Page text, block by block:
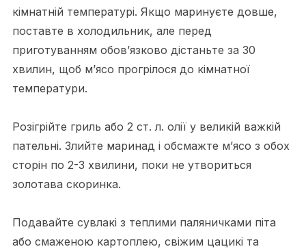
кімнатній температурі. Якщо маринуєте довше,
поставте в холодильник, але перед
приготуванням обов’язково дістаньте за 30
хвилин, щоб м’ясо прогрілося до кімнатної
температури.
Розігрійте гриль або 2 ст. л. олії у великій важкій
пательні. Злийте маринад і обсмажте м’ясо з обох
сторін по 2-3 хвилини, поки не утвориться
золотава скоринка.
Подавайте сувлакі з теплими паляничками піта
або смаженою картоплею, свіжим цацикі та